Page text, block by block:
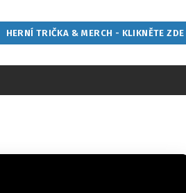
HERNÍ TRIČKA & MERCH - KLIKNĚTE ZDE